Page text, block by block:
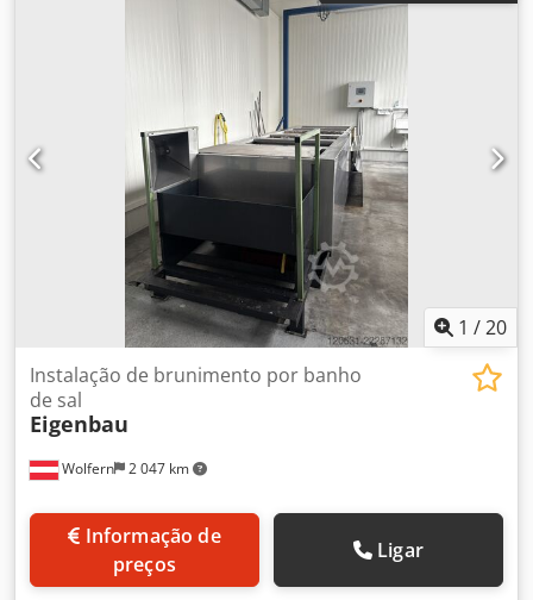
1 /20
Wolfern 2 047 km
Instalação de brunimento por banho
de sal
Eigenbau
preços
Ligar